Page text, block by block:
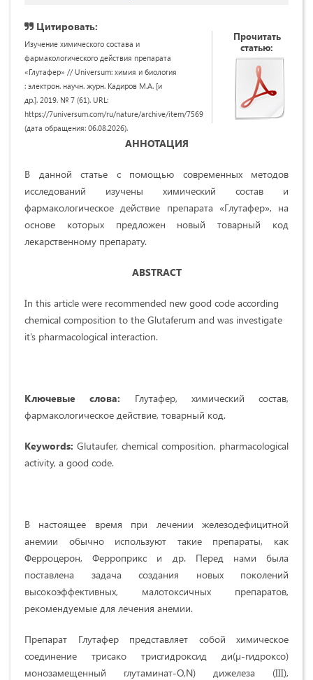
Цитировать:
Изучение химического состава и
фармакологического действия препарата
«Глутафер» // Universum: химия и биология
: электрон. научн. журн. Кадиров М.А. [и
др.]. 2019. № 7 (61). URL:
https://7universum.com/ru/nature/archive/item/7569
(дата обращения: 06.08.2026).
Прочитать
статью:
АННОТАЦИЯ
В данной статье с помощью современных методов
исследований изучены химический состав и
фармакологическое действие препарата «Глутафер», на
основе которых предложен новый товарный код
лекарственному препарату.
ABSTRACT
In this article were recommended new good code according
chemical composition to the Glutaferum and was investigate
it’s pharmacological interaction.
Ключевые слова: Глутафер, химический состав,
фармакологическое действие, товарный код.
Keywords: Glutaufer, chemical composition, pharmacological
activity, a good code.
В настоящее время при лечении железодефицитной
анемии обычно используют такие препараты, как
Ферроцерон, Ферроприкс и др. Перед нами была
поставлена задача создания новых поколений
высокоэффективных, малотоксичных препаратов,
рекомендуемые для лечения анемии.
Препарат Глутафер представляет собой химическое
соединение трисако трисгидроксид ди(µ-гидроксо)
монозамещенный глутаминат-O,N) дижелеза (III),